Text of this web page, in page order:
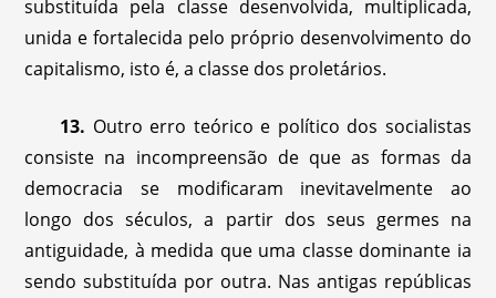
substituída pela classe desenvolvida, multiplicada,
unida e fortalecida pelo próprio desenvolvimento do
capitalismo, isto é, a classe dos proletários.
13. Outro erro teórico e político dos socialistas
consiste na incompreensão de que as formas da
democracia se modificaram inevitavelmente ao
longo dos séculos, a partir dos seus germes na
antiguidade, à medida que uma classe dominante ia
sendo substituída por outra. Nas antigas repúblicas